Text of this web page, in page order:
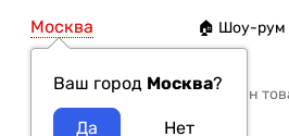
Москва
Ваш город Москва?
🏠 Шоу-рум
Интернет-магазин
тактики и охоты